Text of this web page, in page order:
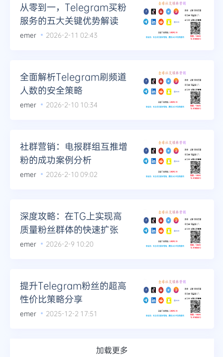
从零到一，Telegram买粉
服务的五大关键优势解读
emer 2026-2-11 02:43
全面解析Telegram刷频道
人数的安全策略
emer 2026-2-10 10:34
社群营销：电报群组互推增
粉的成功案例分析
emer 2026-2-10 09:02
深度攻略：在TG上实现高
质量粉丝群体的快速扩张
emer 2026-2-9 10:20
提升Telegram粉丝的超高
性价比策略分享
emer 2025-12-2 17:51
加载更多